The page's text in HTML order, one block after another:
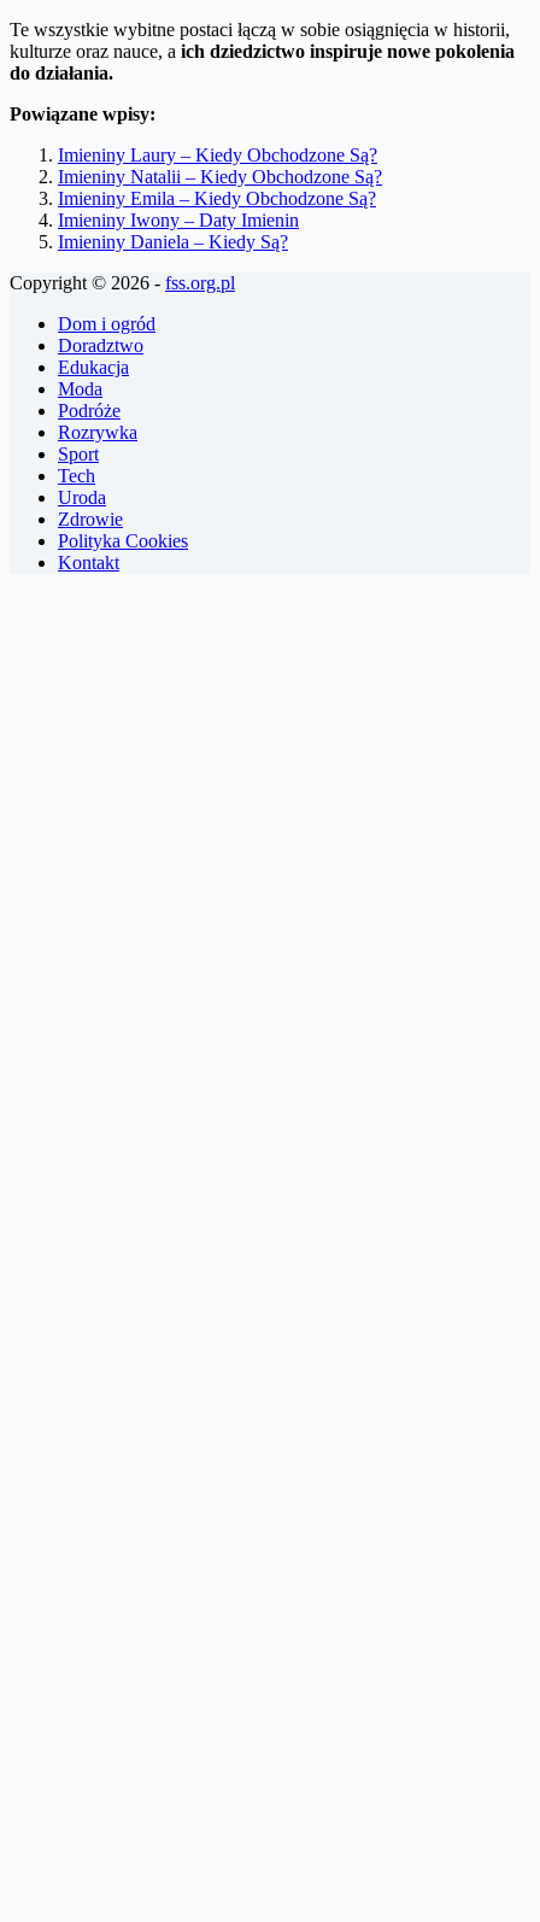
Te wszystkie wybitne postaci łączą w sobie osiągnięcia w historii,
kulturze oraz nauce, a ich dziedzictwo inspiruje nowe pokolenia
do działania.
Powiązane wpisy:
Imieniny Laury – Kiedy Obchodzone Są?
Imieniny Natalii – Kiedy Obchodzone Są?
Imieniny Emila – Kiedy Obchodzone Są?
Imieniny Iwony – Daty Imienin
Imieniny Daniela – Kiedy Są?
Copyright © 2026 - fss.org.pl
Dom i ogród
Doradztwo
Edukacja
Moda
Podróże
Rozrywka
Sport
Tech
Uroda
Zdrowie
Polityka Cookies
Kontakt